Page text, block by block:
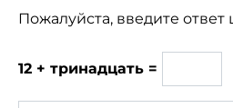
Пожалуйста, введите
12 + тринадцать =